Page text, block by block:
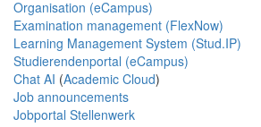
Organisation (eCampus)
Examination management (FlexNow)
Learning Management System (Stud.IP)
Studierendenportal (eCampus)
Chat AI (Academic Cloud)
Job announcements
Jobportal Stellenwerk